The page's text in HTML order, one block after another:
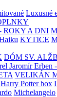
Luxusné
ROKY A DNI
KYTICE
DÓM SV.
Jaromír Erben
VELIKÁN
Harry Potter box
Michelangelo